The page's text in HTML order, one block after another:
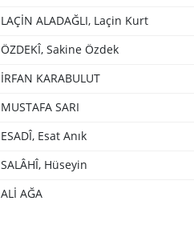
LAÇİN ALADAĞLI, Laçin Kurt
ÖZDEKÎ, Sakine Özdek
İRFAN KARABULUT
MUSTAFA SARI
ESADÎ, Esat Anık
SALÂHÎ, Hüseyin
ALİ AĞA